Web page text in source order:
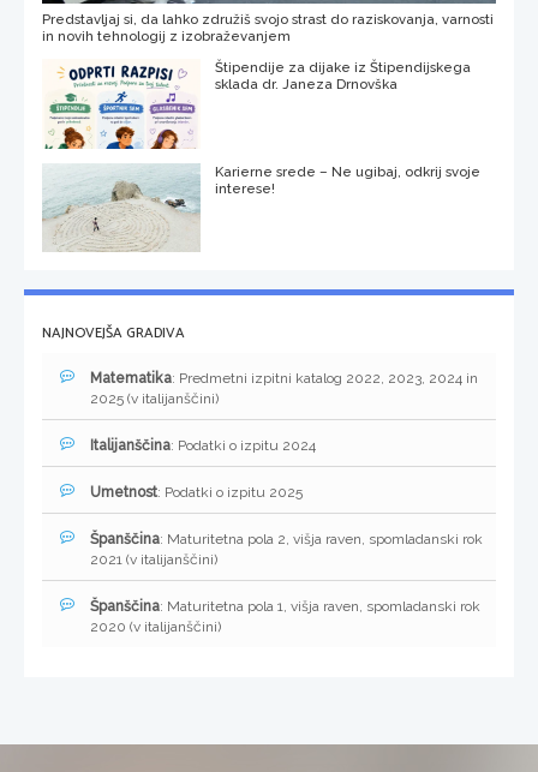
Predstavljaj si, da lahko združiš svojo strast do raziskovanja, varnosti
in novih tehnologij z izobraževanjem
Štipendije za dijake iz Štipendijskega
sklada dr. Janeza Drnovška
Karierne srede – Ne ugibaj, odkrij svoje
interese!
NAJNOVEJŠA GRADIVA
Matematika: Predmetni izpitni katalog 2022, 2023, 2024 in
2025 (v italijanščini)
Italijanščina: Podatki o izpitu 2024
Umetnost: Podatki o izpitu 2025
Španščina: Maturitetna pola 2, višja raven, spomladanski rok
2021 (v italijanščini)
Španščina: Maturitetna pola 1, višja raven, spomladanski rok
2020 (v italijanščini)